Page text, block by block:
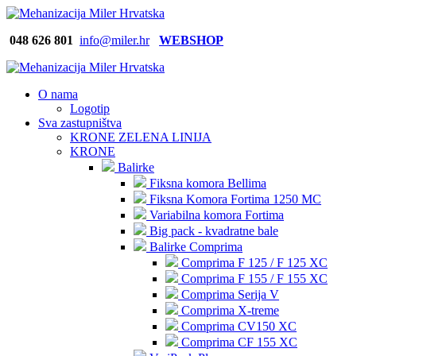
048 626 801 info@miler.hr WEBSHOP
O nama
Logotip
Sva zastupništva
KRONE ZELENA LINIJA
KRONE
Balirke
Fiksna komora Bellima
Fiksna Komora Fortima 1250 MC
Variabilna komora Fortima
Big pack - kvadratne bale
Balirke Comprima
Comprima F 125 / F 125 XC
Comprima F 155 / F 155 XC
Comprima Serija V
Comprima X-treme
Comprima CV150 XC
Comprima CF 155 XC